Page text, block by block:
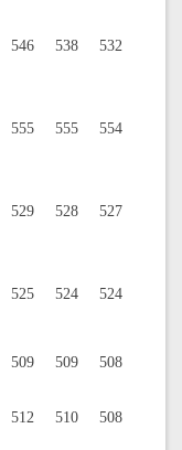
546 538 532
555 555 554
529 528 527
525 524 524
509 509 508
512 510 508